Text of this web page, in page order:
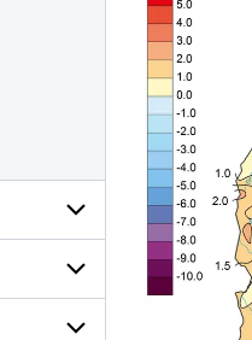
Undersidor
för
Framtidens
Undersidor